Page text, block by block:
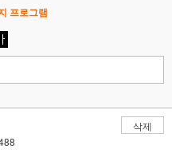
프로그램
삭제